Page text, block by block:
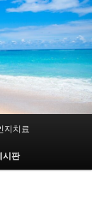
지치료
시판